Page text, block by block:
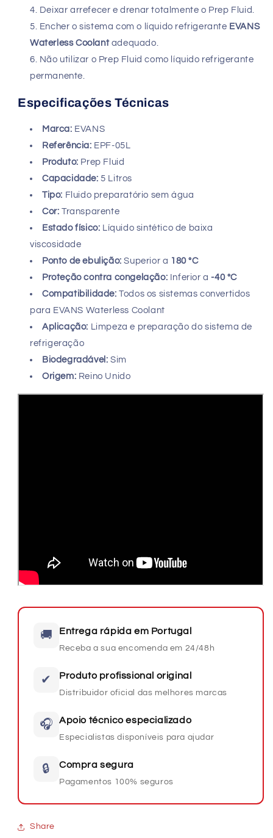
Deixar arrefecer e drenar totalmente o Prep Fluid.
Encher o sistema com o líquido refrigerante EVANS
Waterless Coolantadequado.
Não utilizar o Prep Fluid como líquido refrigerante
permanente.
Especificações Técnicas
Marca: EVANS
Referência: EPF-05L
Produto: Prep Fluid
Capacidade: 5 Litros
Tipo: Fluido preparatório sem água
Cor: Transparente
Estado físico: Líquido sintético de baixa
viscosidade
Ponto de ebulição: Superior a 180 °C
Proteção contra congelação: Inferior a-40 °C
Compatibilidade: Todos os sistemas convertidos
para EVANS Waterless Coolant
Aplicação: Limpeza e preparação do sistema de
refrigeração
Biodegradável: Sim
Origem: Reino Unido
🚚 Entrega rápida em Portugal
Receba a sua encomenda em 24/48h
✔ Produto profissional original
Distribuidor oficial das melhores marcas
🎧 Apoio técnico especializado
Especialistas disponíveis para ajudar
🔒 Compra segura
Pagamentos 100% seguros
Share